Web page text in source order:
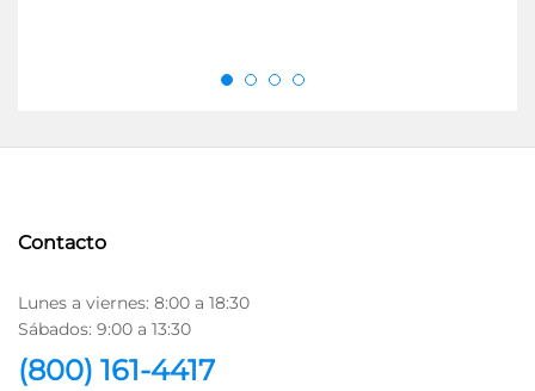
Contacto
Lunes a viernes: 8:00 a 18:30
Sábados: 9:00 a 13:30
(800) 161-4417